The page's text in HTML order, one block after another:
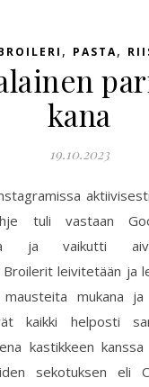
, PASTA,
kana
19.10.2023
tuli vastaan
ja vaikutti
Broilerit leivitetään ja
mausteita mukana
kaikki helposti
kastikkeen
sekotuksen eli